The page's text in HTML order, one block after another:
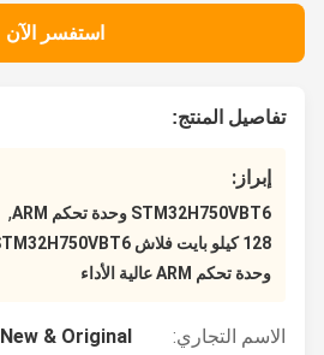
استفسر الآن
تفاصيل المنتج:
إبراز:
STM32H750VBT6 وحدة تحكم ARM ,
128 كيلو بايت فلاش STM32H750VBT6
وحدة تحكم ARM عالية الأداء
الاسم التجاري:
New & Original